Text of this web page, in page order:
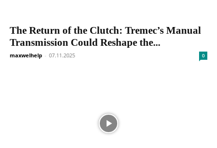
The Return of the Clutch: Tremec’s Manual
Transmission Could Reshape the...
maxwelhelp - 07.11.2025 0